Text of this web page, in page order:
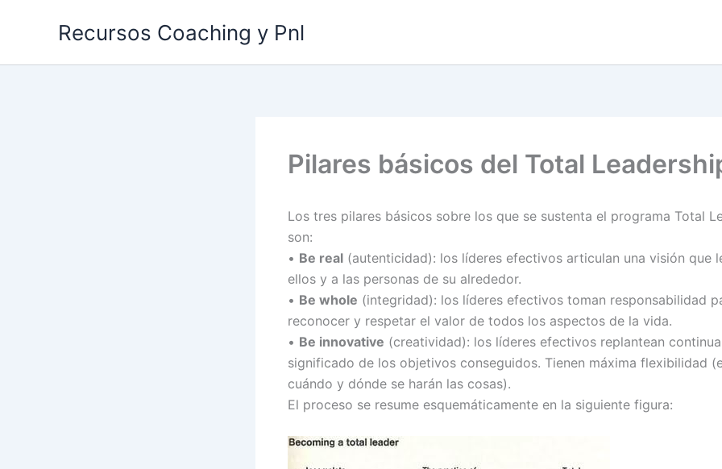
Recursos Coaching y Pnl
Pilares básicos del Total
Los tres pilares básicos sobre los que se sustenta el programa Total
son:
• Be real (autenticidad): los líderes efectivos articulan una visión que
ellos y a las personas de su alrededor.
• Be whole (integridad): los líderes efectivos toman responsabilidad
reconocer y respetar el valor de todos los aspectos de la vida.
• Be innovative (creatividad): los líderes efectivos replantean
significado de los objetivos conseguidos. Tienen máxima flexibilidad
cuándo y dónde se harán las cosas).
El proceso se resume esquemáticamente en la siguiente figura: